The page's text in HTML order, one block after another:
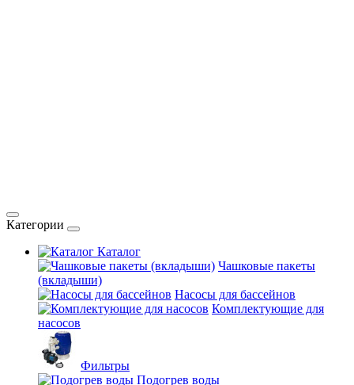
Категории
Каталог
Чашковые пакеты
(вкладыши)
Насосы для бассейнов
Комплектующие для
насосов
Фильтры
Подогрев воды